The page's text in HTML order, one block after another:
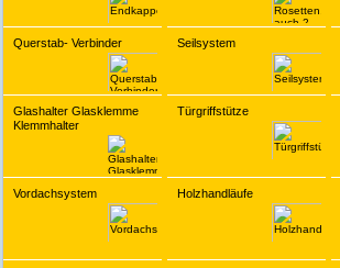
Querstab- Verbinder Seilsystem
Glashalter Glasklemme
Klemmhalter
Türgriffstütze
Vordachsystem Holzhandläufe